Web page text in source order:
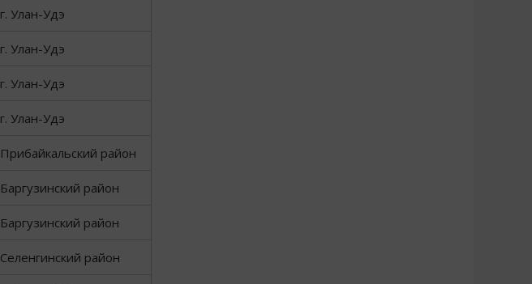
г. Улан-Удэ
г. Улан-Удэ
г. Улан-Удэ
г. Улан-Удэ
Прибайкальский район
Баргузинский район
Баргузинский район
Селенгинский район